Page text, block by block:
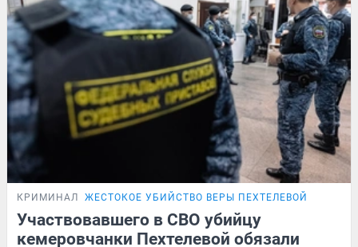
КРИМИНАЛ ЖЕСТОКОЕ УБИЙСТВО ВЕРЫ ПЕХТЕЛЕВОЙ
Участвовавшего в СВО убийцу
кемеровчанки Пехтелевой обязали